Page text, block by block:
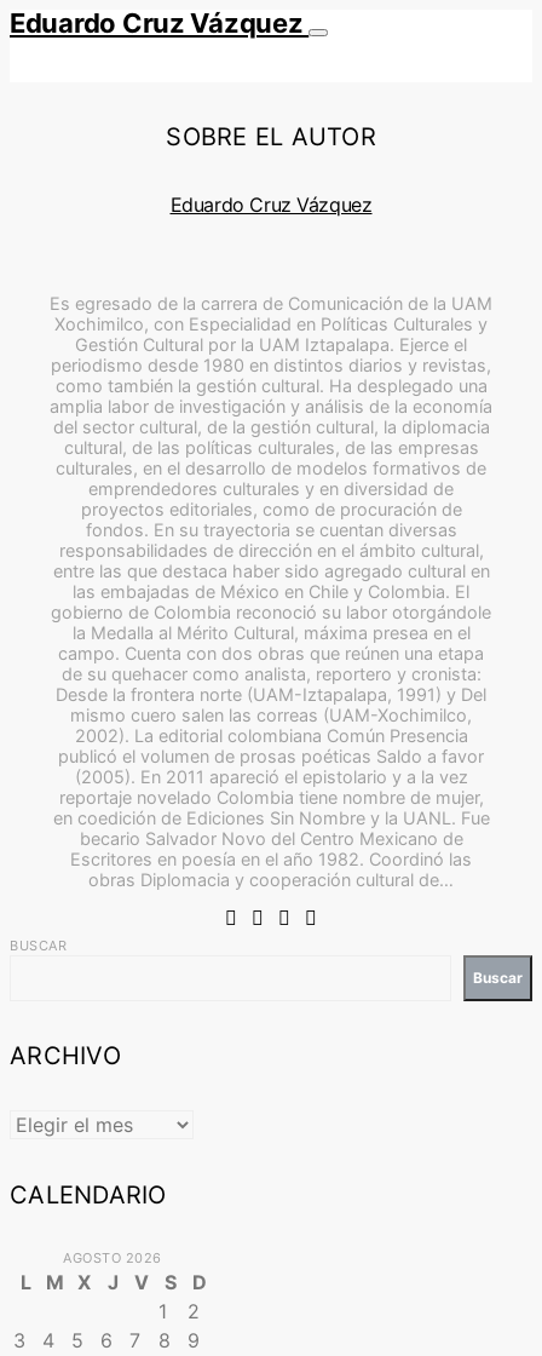
Eduardo Cruz Vázquez
SOBRE EL AUTOR
Eduardo Cruz Vázquez
Es egresado de la carrera de Comunicación de la UAM
Xochimilco, con Especialidad en Políticas Culturales y
Gestión Cultural por la UAM Iztapalapa. Ejerce el
periodismo desde 1980 en distintos diarios y revistas,
como también la gestión cultural. Ha desplegado una
amplia labor de investigación y análisis de la economía
del sector cultural, de la gestión cultural, la diplomacia
cultural, de las políticas culturales, de las empresas
culturales, en el desarrollo de modelos formativos de
emprendedores culturales y en diversidad de
proyectos editoriales, como de procuración de
fondos. En su trayectoria se cuentan diversas
responsabilidades de dirección en el ámbito cultural,
entre las que destaca haber sido agregado cultural en
las embajadas de México en Chile y Colombia. El
gobierno de Colombia reconoció su labor otorgándole
la Medalla al Mérito Cultural, máxima presea en el
campo. Cuenta con dos obras que reúnen una etapa
de su quehacer como analista, reportero y cronista:
Desde la frontera norte (UAM-Iztapalapa, 1991) y Del
mismo cuero salen las correas (UAM-Xochimilco,
2002). La editorial colombiana Común Presencia
publicó el volumen de prosas poéticas Saldo a favor
(2005). En 2011 apareció el epistolario y a la vez
reportaje novelado Colombia tiene nombre de mujer,
en coedición de Ediciones Sin Nombre y la UANL. Fue
becario Salvador Novo del Centro Mexicano de
Escritores en poesía en el año 1982. Coordinó las
obras Diplomacia y cooperación cultural de…
BUSCAR
Buscar
ARCHIVO
ARCHIVO
CALENDARIO
AGOSTO 2026
L M X J V S
D
1
2
3
4 5 6 7 8
9